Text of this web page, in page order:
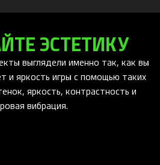
ЭСТЕТИКУ
выглядели именно так, как вы
и яркость игры с помощью таких
яркость, контрастность и
вибрация.